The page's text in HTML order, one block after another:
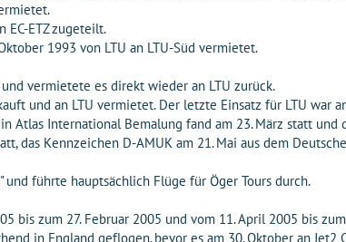
EC-ETZ zugeteilt.
1993 von LTU an LTU-Süd vermietet.
vermietete es direkt wieder an LTU zurück.
und an LTU vermietet. Der letzte Einsatz für LTU war
International Bemalung fand am 23. März statt und
das Kennzeichen D-AMUK am 21. Mai aus dem
führte hauptsächlich Flüge für Öger Tours durch.
bis zum 27. Februar 2005 und vom 11. April 2005 bis
in England geflogen, bevor es am 30. Oktober an